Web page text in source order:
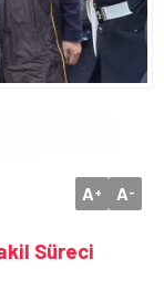
A+ A-
Süreci